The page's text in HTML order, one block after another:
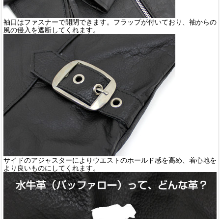
袖口はファスナーで開閉できます。フラップが付いており、袖からの
風の侵入を遮断してくれます。
サイドのアジャスターによりウエストのホールド感を高め、着心地を
より良いものにしてくれます。